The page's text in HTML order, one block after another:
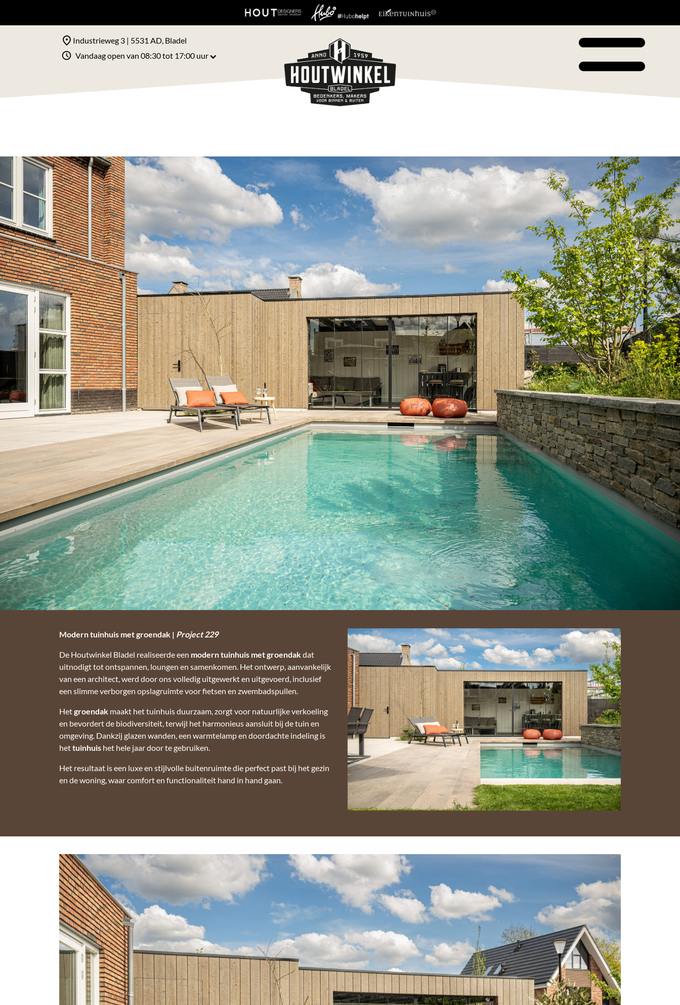
Industrieweg 3 | 5531 AD, Bladel
Vandaag open van 08:30 tot 17:00 uur
Modern tuinhuis met groendak | Project 229
De Houtwinkel Bladel realiseerde een modern tuinhuis met groendakdat
uitnodigt tot ontspannen, loungen en samenkomen. Het ontwerp, aanvankelijk
van een architect, werd door ons volledig uitgewerkt en uitgevoerd, inclusief
een slimme verborgen opslagruimte voor fietsen en zwembadspullen.
Hetgroendak maakt het tuinhuis duurzaam, zorgt voor natuurlijke verkoeling
en bevordert de biodiversiteit, terwijl het harmonieus aansluit bij de tuin en
omgeving. Dankzij glazen wanden, een warmtelamp en doordachte indeling is
hettuinhuis het hele jaar door te gebruiken.
Het resultaat is een luxe en stijlvolle buitenruimte die perfect past bij het gezin
en de woning, waar comfort en functionaliteit hand in hand gaan.